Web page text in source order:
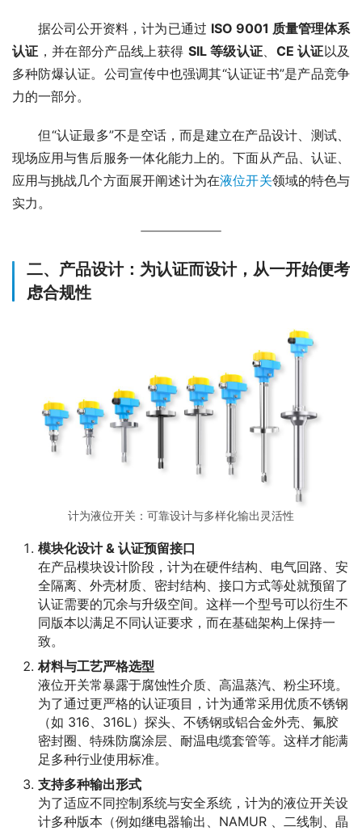
据公司公开资料，计为已通过 ISO 9001 质量管理体系
认证 ，并在部分产品线上获得 SIL 等级认证、 CE 认证以及
多种防爆认证。公司宣传中也强调其“认证证书”是产品竞争
力的一部分。
但“认证最多”不是空话，而是建立在产品设计、测试、
现场应用与售后服务一体化能力上的。下面从产品、认证、
应用与挑战几个方面展开阐述计为在液位开关领域的特色与
实力。
二、产品设计：为认证而设计，从一开始便考
虑合规性
计为液位开关：可靠设计与多样化输出灵活性
模块化设计 & 认证预留接口
在产品模块设计阶段，计为在硬件结构、电气回路、安
全隔离、外壳材质、密封结构、接口方式等处就预留了
认证需要的冗余与升级空间。这样一个型号可以衍生不
同版本以满足不同认证要求，而在基础架构上保持一
致。
材料与工艺严格选型
液位开关常暴露于腐蚀性介质、高温蒸汽、粉尘环境。
为了通过更严格的认证项目，计为通常采用优质不锈钢
（如 316、316L）探头、不锈钢或铝合金外壳、氟胶
密封圈、特殊防腐涂层、耐温电缆套管等。这样才能满
足多种行业使用标准。
支持多种输出形式
为了适应不同控制系统与安全系统，计为的液位开关设
计多种版本（例如继电器输出、NAMUR 、二线制、晶